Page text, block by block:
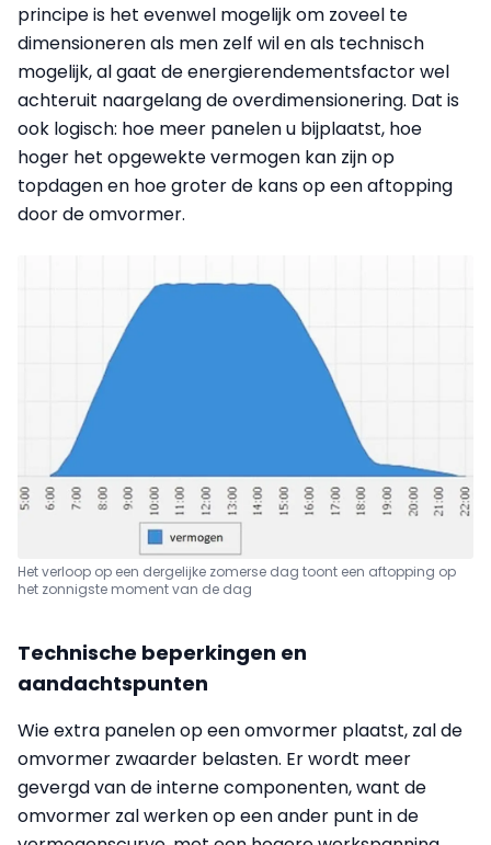
principe is het evenwel mogelijk om zoveel te
dimensioneren als men zelf wil en als technisch
mogelijk, al gaat de energierendementsfactor wel
achteruit naargelang de overdimensionering. Dat is
ook logisch: hoe meer panelen u bijplaatst, hoe
hoger het opgewekte vermogen kan zijn op
topdagen en hoe groter de kans op een aftopping
door de omvormer.
Het verloop op een dergelijke zomerse dag toont een aftopping op
het zonnigste moment van de dag
Technische beperkingen en
aandachtspunten
Wie extra panelen op een omvormer plaatst, zal de
omvormer zwaarder belasten. Er wordt meer
gevergd van de interne componenten, want de
omvormer zal werken op een ander punt in de